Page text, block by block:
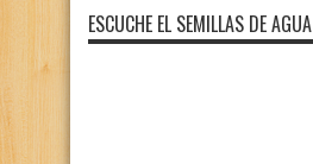
ESCUCHE EL SEMILLAS DE AGUA